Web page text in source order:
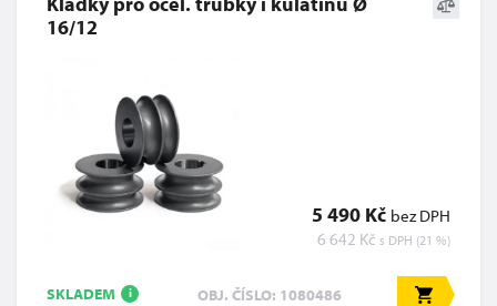
16/12
5 490 Kč bez DPH
6 642 Kč s DPH (21 %)
SKLADEM i OBJ. ČÍSLO: 1080486